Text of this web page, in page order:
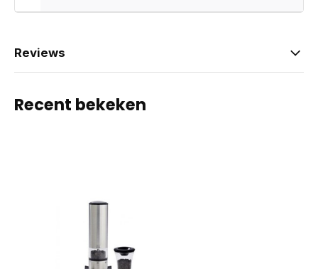
Reviews
Recent bekeken